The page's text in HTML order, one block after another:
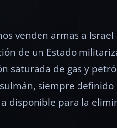
venden armas a
de un Estado
saturada de gas y
siempre
disponible para la